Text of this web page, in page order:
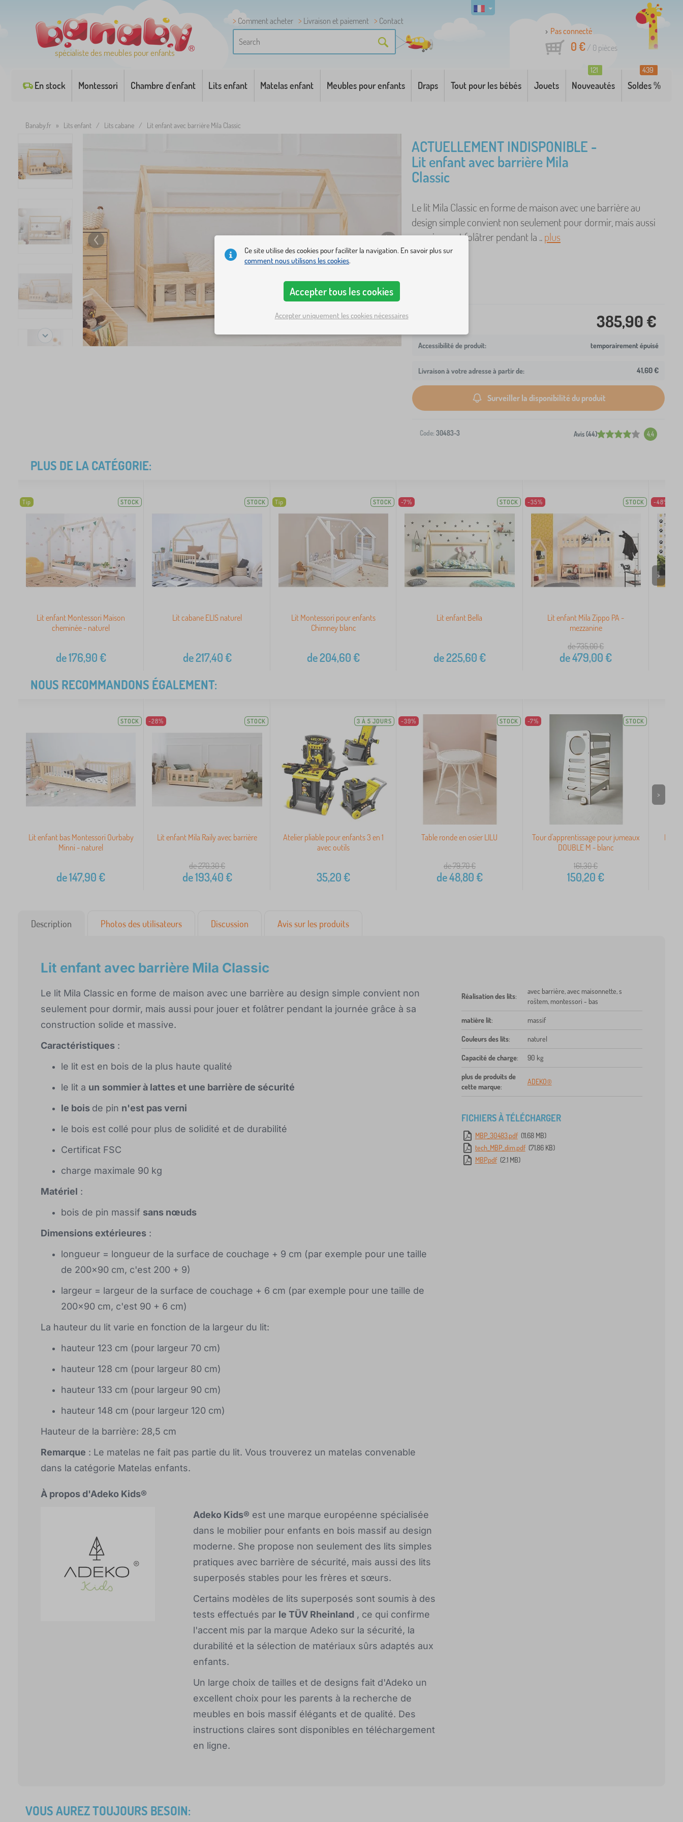
spécialiste des meubles pour enfants
Comment acheter Livraison et paiement
Contact
Pas connecté
0 €/ 0 pièces
En stock Montessori Chambre d'enfant Lits enfant Matelas enfant Meubles pour enfants Draps Tout pour les bébés Jouets Nouveautés
121
Soldes %
439
Banaby.fr » Lits enfant / Lits cabane / Lit enfant avec barrière Mila Classic
ACTUELLEMENT INDISPONIBLE -
Lit enfant avec barrière Mila
Classic
Le lit Mila Classic en forme de maison avec une barrière au
design simple convient non seulement pour dormir, mais aussi
pour jouer et folâtrer pendant la ..plus
385,90 €
temporairement épuisé
Livraison à votre adresse à partir de: 41,60 €
Surveiller la disponibilité du produit
Code: 30483-3 Avis (44) 4.4
PLUS DE LA CATÉGORIE:
Tip STOCK
Lit enfant Montessori Maison
cheminée - naturel
de176,90€
STOCK
Lit cabane ELIS naturel
de217,40€
Tip STOCK
Lit Montessori pour enfants
Chimney blanc
de204,60€
-7% STOCK
Lit enfant Bella
de225,60€
-35% STOCK
Lit enfant Mila Zippo PA -
mezzanine
de 735,00€
de479,00€
-48%
>
NOUS RECOMMANDONS ÉGALEMENT:
STOCK
Lit enfant bas Montessori Ourbaby
Minni - naturel
de147,90€
-28% STOCK
Lit enfant Mila Raily avec barrière
de 270,30€
de193,40€
3 À 5 JOURS
Atelier pliable pour enfants 3 en 1
avec outils
35,20€
-39% STOCK
Table ronde en osier LILU
de 79,70€
de48,80€
-7% STOCK
Tour d'apprentissage pour jumeaux
DOUBLE M - blanc
161,30€
150,20€
>
Description Photos des utilisateurs Discussion Avis sur les produits
Lit enfant avec barrière Mila Classic
Le lit Mila Classic en forme de maison avec une barrière au design simple convient non
seulement pour dormir, mais aussi pour jouer et folâtrer pendant la journée grâce à sa
construction solide et massive.
Caractéristiques :
le lit est en bois de la plus haute qualité
le lit a un sommier à lattes et une barrière de sécurité
le bois de pin n'est pas verni
le bois est collé pour plus de solidité et de durabilité
Certificat FSC
charge maximale 90 kg
Matériel :
bois de pin massif sans nœuds
Dimensions extérieures :
longueur = longueur de la surface de couchage + 9 cm (par exemple pour une taille
de 200x90 cm, c'est 200 + 9)
largeur = largeur de la surface de couchage + 6 cm (par exemple pour une taille de
200x90 cm, c'est 90 + 6 cm)
La hauteur du lit varie en fonction de la largeur du lit:
hauteur 123 cm (pour largeur 70 cm)
hauteur 128 cm (pour largeur 80 cm)
hauteur 133 cm (pour largeur 90 cm)
hauteur 148 cm (pour largeur 120 cm)
Hauteur de la barrière: 28,5 cm
Remarque : Le matelas ne fait pas partie du lit. Vous trouverez un matelas convenable
dans la catégorie Matelas enfants.
À propos d'Adeko Kids®
Adeko Kids® est une marque européenne spécialisée
dans le mobilier pour enfants en bois massif au design
moderne. She propose non seulement des lits simples
pratiques avec barrière de sécurité, mais aussi des lits
superposés stables pour les frères et sœurs.
Certains modèles de lits superposés sont soumis à des
tests effectués par le TÜV Rheinland , ce qui confirme
l'accent mis par la marque Adeko sur la sécurité, la
durabilité et la sélection de matériaux sûrs adaptés aux
enfants.
Un large choix de tailles et de designs fait d'Adeko un
excellent choix pour les parents à la recherche de
meubles en bois massif élégants et de qualité. Des
instructions claires sont disponibles en téléchargement
en ligne.
Réalisation des lits:
avec barrière, avec maisonnette, s
roštem, montessori - bas
matière lit: massif
Couleurs des lits: naturel
Capacité de charge: 90 kg
plus de produits de
cette marque:
ADEKO®
FICHIERS À TÉLÉCHARGER
MBP_30483.pdf (11.68 MB)
tech_MBP_dim.pdf (71.86 KB)
MBP.pdf (2.1 MB)
VOUS AUREZ TOUJOURS BESOIN:
Ce site utilise des cookies pour faciliter la navigation. En savoir plus sur
comment nous utilisons les cookies.
Accepter tous les cookies
Accepter uniquement les cookies nécessaires